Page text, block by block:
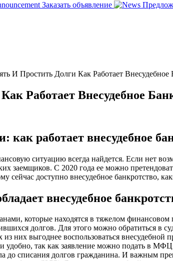
Заказать объявление
И Простить Долги Как Работает Внесудебное
Работает Внесудебное
работает внесудебное
ситуацию всегда найдется. Если нет
заемщиков. С 2020 года ее можно
сейчас доступно внесудебное банкротство,
внесудебное
которые находятся в тяжелом
долгов. Для этого можно обратиться
них выгоднее воспользоваться внесудебной
удобно, так как заявление можно подать в
до списания долгов гражданина. И важным